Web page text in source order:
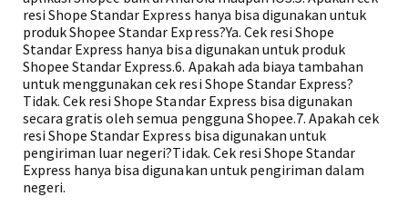
resi Shope Standar Express hanya bisa digunakan untuk
produk Shopee Standar Express?Ya. Cek resi Shope
Standar Express hanya bisa digunakan untuk produk
Shopee Standar Express.6. Apakah ada biaya tambahan
untuk menggunakan cek resi Shope Standar Express?
Tidak. Cek resi Shope Standar Express bisa digunakan
secara gratis oleh semua pengguna Shopee.7. Apakah cek
resi Shope Standar Express bisa digunakan untuk
pengiriman luar negeri?Tidak. Cek resi Shope Standar
Express hanya bisa digunakan untuk pengiriman dalam
negeri.